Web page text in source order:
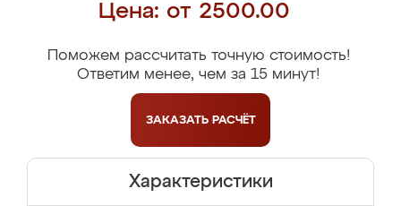
Цена: от 2500.00
Поможем рассчитать точную стоимость!
Ответим менее, чем за 15 минут!
ЗАКАЗАТЬ РАСЧЁТ
Характеристики